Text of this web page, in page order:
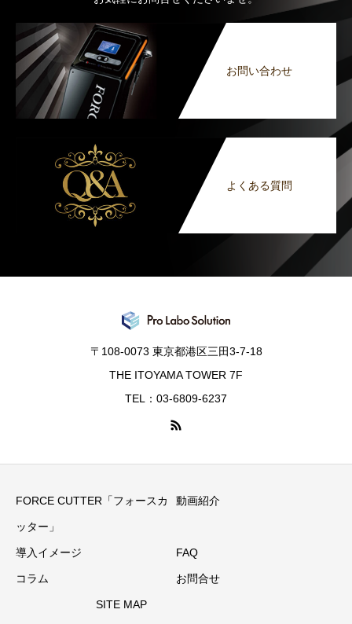
お問い合わせ
よくある質問
〒108-0073 東京都港区三田3-7-18
THE ITOYAMA TOWER 7F
TEL：03-6809-6237
FORCE CUTTER「フォースカ
ッター」
動画紹介
導入イメージ FAQ
コラム お問合せ
SITE MAP